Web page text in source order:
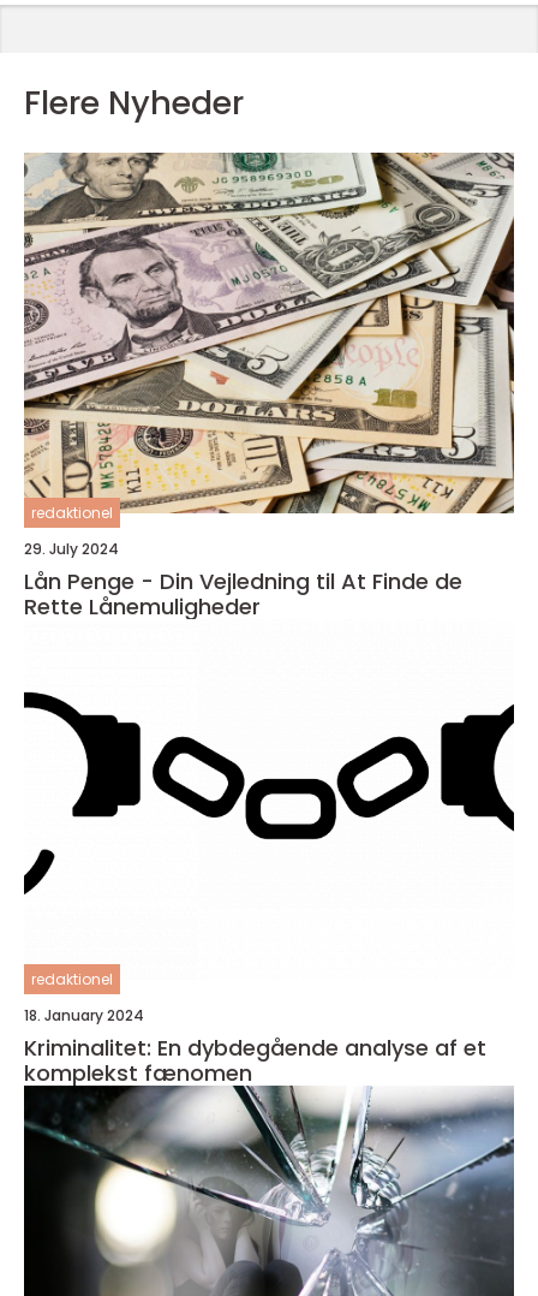
Flere Nyheder
redaktionel
29. July 2024
Lån Penge - Din Vejledning til At Finde de
Rette Lånemuligheder
redaktionel
18. January 2024
Kriminalitet: En dybdegående analyse af et
komplekst fænomen